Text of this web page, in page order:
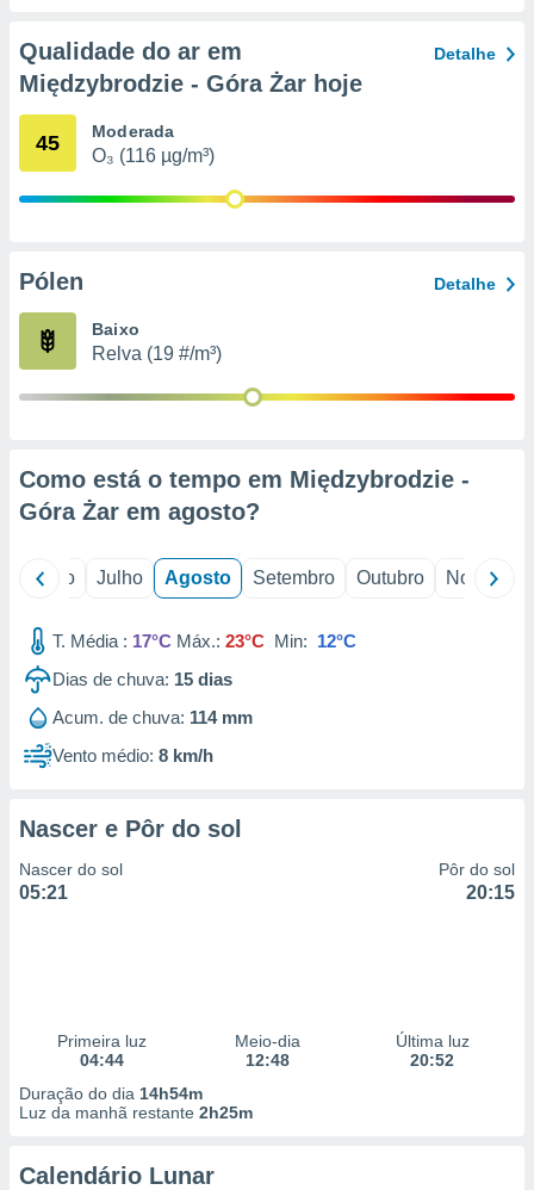
de
1199
Qualidade do ar em
Międzybrodzie - Góra Żar hoje
Detalhe
45 Moderada
O₃ (116 µg/m³)
Pólen Detalhe
Baixo
Relva (19 #/m³)
Como está o tempo em Międzybrodzie -
Góra Żar em agosto?
Junho Julho Agosto Setembro Outubro Novembro
T. Média : 17°C Máx.: 23°C Min: 12°C
Dias de chuva: 15 dias
Acum. de chuva: 114 mm
Vento médio: 8 km/h
Nascer e Pôr do sol
Nascer do sol
05:21
Pôr do sol
20:15
Primeira luz
04:44
Meio-dia
12:48
Última luz
20:52
Duração do dia 14h54m
Luz da manhã restante 2h25m
Calendário Lunar